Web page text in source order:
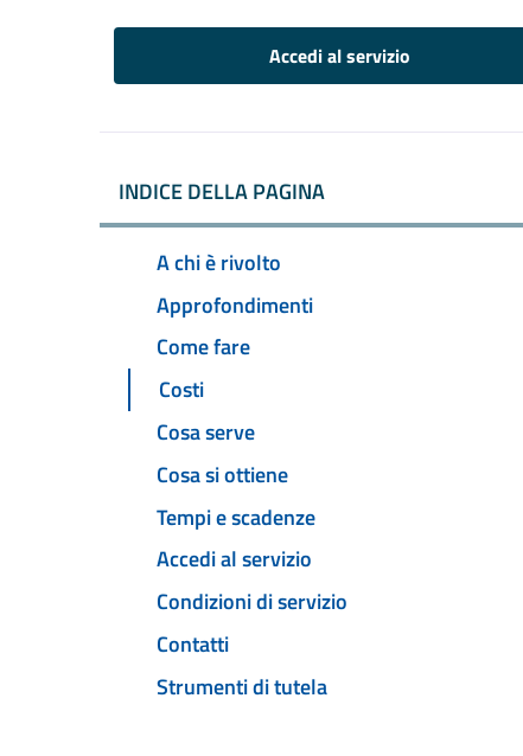
Accedi al servizio
INDICE DELLA PAGINA
A chi è rivolto
Approfondimenti
Come fare
Costi
Cosa serve
Cosa si ottiene
Tempi e scadenze
Accedi al servizio
Condizioni di servizio
Contatti
Strumenti di tutela